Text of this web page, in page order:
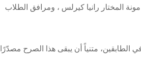
المختار رانيا كيرلس ، ومرافق الطلاب
الطابقين، متنياً أن يبقى هذا الصرح مصدّرًا